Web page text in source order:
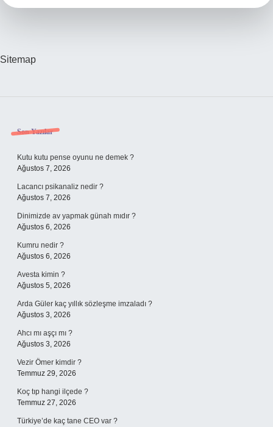
Sitemap
Sidebar
Son Yazılar
Kutu kutu pense oyunu ne demek ?
Ağustos 7, 2026
Lacancı psikanaliz nedir ?
Ağustos 7, 2026
Dinimizde av yapmak günah mıdır ?
Ağustos 6, 2026
Kumru nedir ?
Ağustos 6, 2026
Avesta kimin ?
Ağustos 5, 2026
Arda Güler kaç yıllık sözleşme imzaladı ?
Ağustos 3, 2026
Ahcı mı aşçı mı ?
Ağustos 3, 2026
Vezir Ömer kimdir ?
Temmuz 29, 2026
Koç tıp hangi ilçede ?
Temmuz 27, 2026
Türkiye’de kaç tane CEO var ?